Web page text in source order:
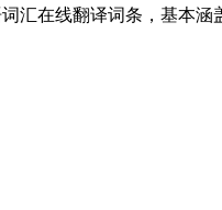
汇在线翻译词条，基本